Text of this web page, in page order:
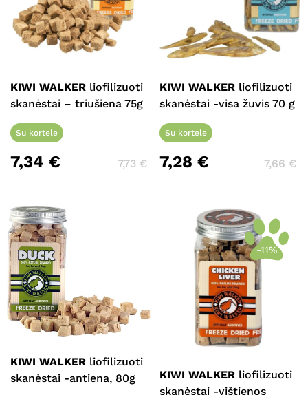
KIWI WALKER liofilizuoti
skanėstai – triušiena 75g
Su kortele
7,34 € 7,73€
KIWI WALKER liofilizuoti
skanėstai -visa žuvis 70 g
Su kortele
7,28€ 7,66€
KIWI WALKER liofilizuoti
skanėstai -antiena, 80g
-11%
KIWI WALKER liofilizuoti
skanėstai -vištienos